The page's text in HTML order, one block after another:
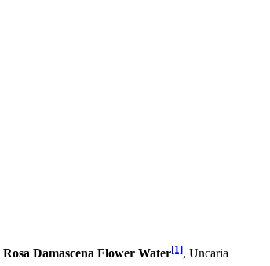
Rosa Damascena Flower Water[1], Uncaria